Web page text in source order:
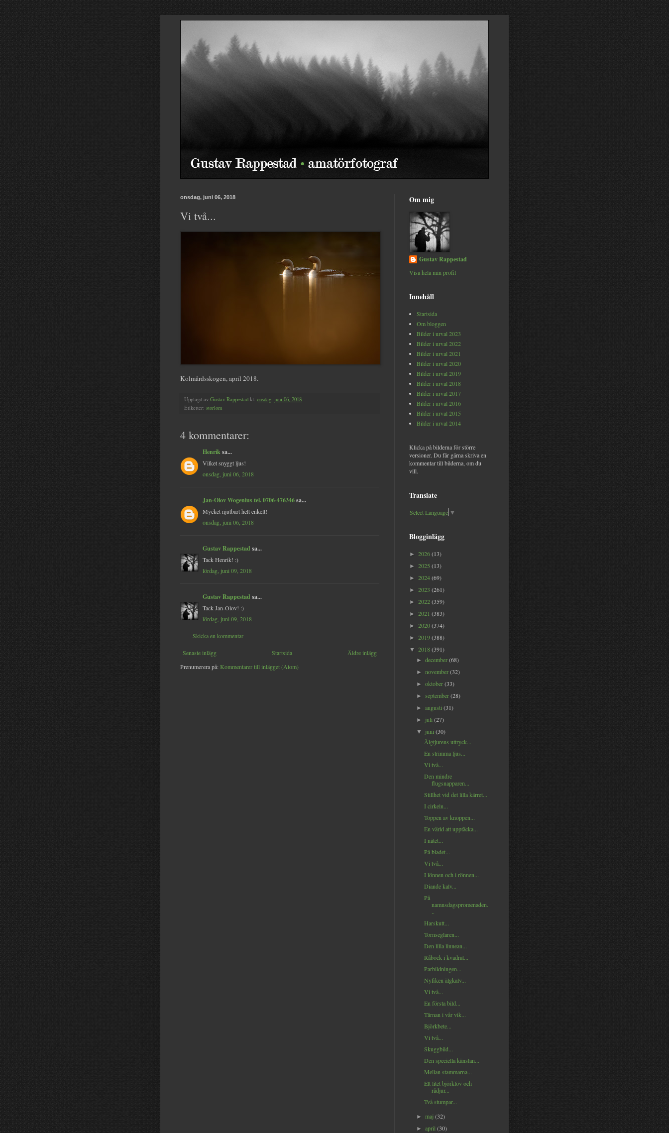
onsdag, juni 06, 2018
Vi två...
Kolmårdsskogen, april 2018.
Upplagd av Gustav Rappestad kl. onsdag, juni 06, 2018
Etiketter: storlom
4 kommentarer:
Henriksa...
Vilket snyggt ljus!
onsdag, juni 06, 2018
Jan-Olov Wogenius tel. 0706-476346sa...
Mycket njutbart helt enkelt!
onsdag, juni 06, 2018
Gustav Rappestad sa...
Tack Henrik! :)
lördag, juni 09, 2018
Gustav Rappestad sa...
Tack Jan-Olov! :)
lördag, juni 09, 2018
Skicka en kommentar
Senaste inlägg Äldre inlägg
Startsida
Prenumerera på: Kommentarer till inlägget (Atom)
Om mig
Gustav Rappestad
Visa hela min profil
Innehåll
Startsida
Om bloggen
Bilder i urval 2023
Bilder i urval 2022
Bilder i urval 2021
Bilder i urval 2020
Bilder i urval 2019
Bilder i urval 2018
Bilder i urval 2017
Bilder i urval 2016
Bilder i urval 2015
Bilder i urval 2014
Klicka på bilderna för större
versioner. Du får gärna skriva en
kommentar till bilderna, om du
vill.
Translate
Select Language ▼
Blogginlägg
► 2026(13)
► 2025 (13)
► 2024(69)
► 2023 (261)
► 2022(359)
► 2021 (383)
► 2020(374)
► 2019(388)
▼ 2018 (391)
►december(68)
►november(32)
►oktober(33)
►september(28)
►augusti(31)
► juli(27)
▼ juni(30)
Älgtjurens uttryck...
En strimma ljus...
Vi två...
Den mindre
flugsnapparen...
Stillhet vid det lilla kärret...
I cirkeln...
Toppen av knoppen...
En värld att upptäcka...
I nätet...
På bladet...
Vi två...
I lönnen och i rönnen...
Diande kalv...
På
namnsdagspromenaden.
..
Harskutt...
Tornseglaren...
Den lilla linnean...
Råbock i kvadrat...
Parbildningen...
Nyfiken älgkalv...
Vi två...
En första bild...
Tärnan i vår vik...
Björkbete...
Vi två...
Skuggbild...
Den speciella känslan...
Mellan stammarna...
Ett litet björklöv och
rådjur...
Två stumpar...
►maj(32)
►april(30)